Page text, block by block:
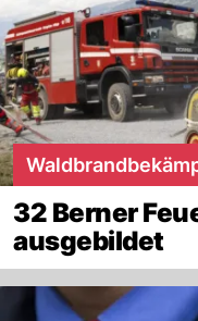
32 Berner
ausgebildet